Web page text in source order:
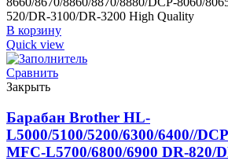
520/DR-3100/DR-3200 High Quality
В корзину
Quick view
Сравнить
Закрыть
Барабан Brother HL-
L5000/5100/5200/6300/6400//
MFC-L5700/6800/6900 DR-820/